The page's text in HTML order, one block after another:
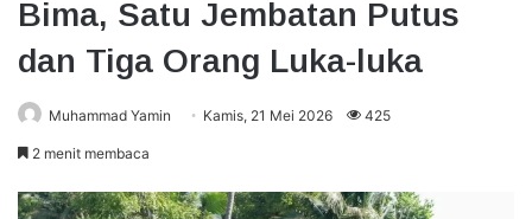
Bima, Satu Jembatan Putus
dan Tiga Orang Luka-luka
Muhammad Yamin Kamis, 21 Mei 2026 425
2 menit membaca